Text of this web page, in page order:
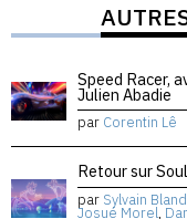
Speed Racer,
Julien Abadie
par Corentin Lê
Retour sur Soul
par Sylvain
Josué Morel,